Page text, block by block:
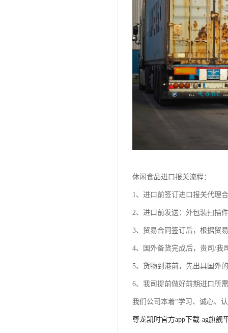
休闲食品进口报关流程：
1、进口前签订进口报关代理
2、进口前发送：外包装扫描
3、贸易合同签订后，根据贸
4、国外备货完成后，贵司/我
5、货物到港前，先出具国外
6、我司提前做好前期进口所
我们公司本着“学习、诚心、
尊龙凯时官方app下载-ag旗舰